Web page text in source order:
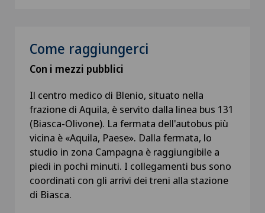
Come raggiungerci
Con i mezzi pubblici
Il centro medico di Blenio, situato nella
frazione di Aquila, è servito dalla linea bus 131
(Biasca-Olivone). La fermata dell'autobus più
vicina è «Aquila, Paese». Dalla fermata, lo
studio in zona Campagna è raggiungibile a
piedi in pochi minuti. I collegamenti bus sono
coordinati con gli arrivi dei treni alla stazione
di Biasca.